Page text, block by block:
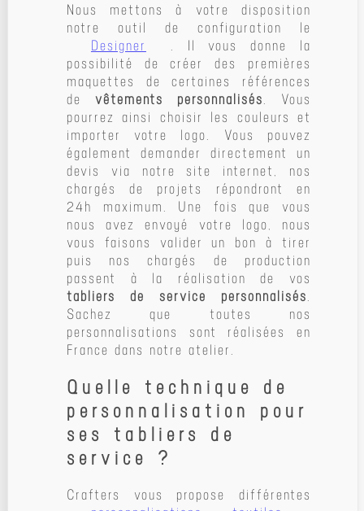
Nous mettons à votre disposition
notre outil de configuration le
Designer
. Il vous donne la
possibilité de créer des premières
maquettes de certaines références
de vêtements personnalisés. Vous
pourrez ainsi choisir les couleurs et
importer votre logo. Vous pouvez
également demander directement un
devis via notre site internet, nos
chargés de projets répondront en
24h maximum. Une fois que vous
nous avez envoyé votre logo, nous
vous faisons valider un bon à tirer
puis nos chargés de production
passent à la réalisation de vos
tabliers de service personnalisés.
Sachez que toutes nos
personnalisations sont réalisées en
France dans notre atelier.
Quelle technique de
personnalisation pour
ses tabliers de
service ?
Crafters vous propose différentes